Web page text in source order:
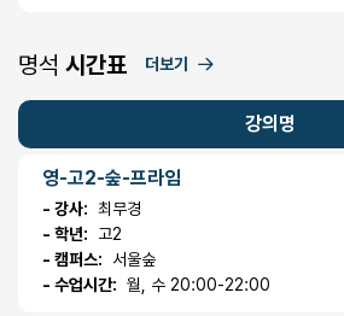
명석 시간표 더보기
강의명
영-고2-숲-프라임
- 강사: 최무경
- 학년:
고2
- 캠퍼스:
서울숲
- 수업시간: 월, 수 20:00-22:00